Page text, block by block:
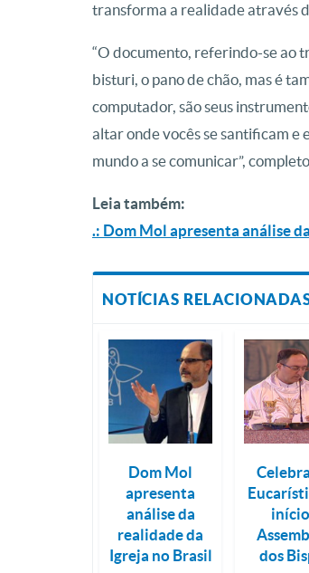
transforma a realidade através
“O documento, referindo-se ao
bisturi, o pano de chão, mas é
computador, são seus
altar onde vocês se santificam e
mundo a se comunicar”,
Leia também:
.: Dom Mol apresenta análise
NOTÍCIAS
Dom Mol
apresenta
análise da
realidade da
Igreja no Brasil
dos